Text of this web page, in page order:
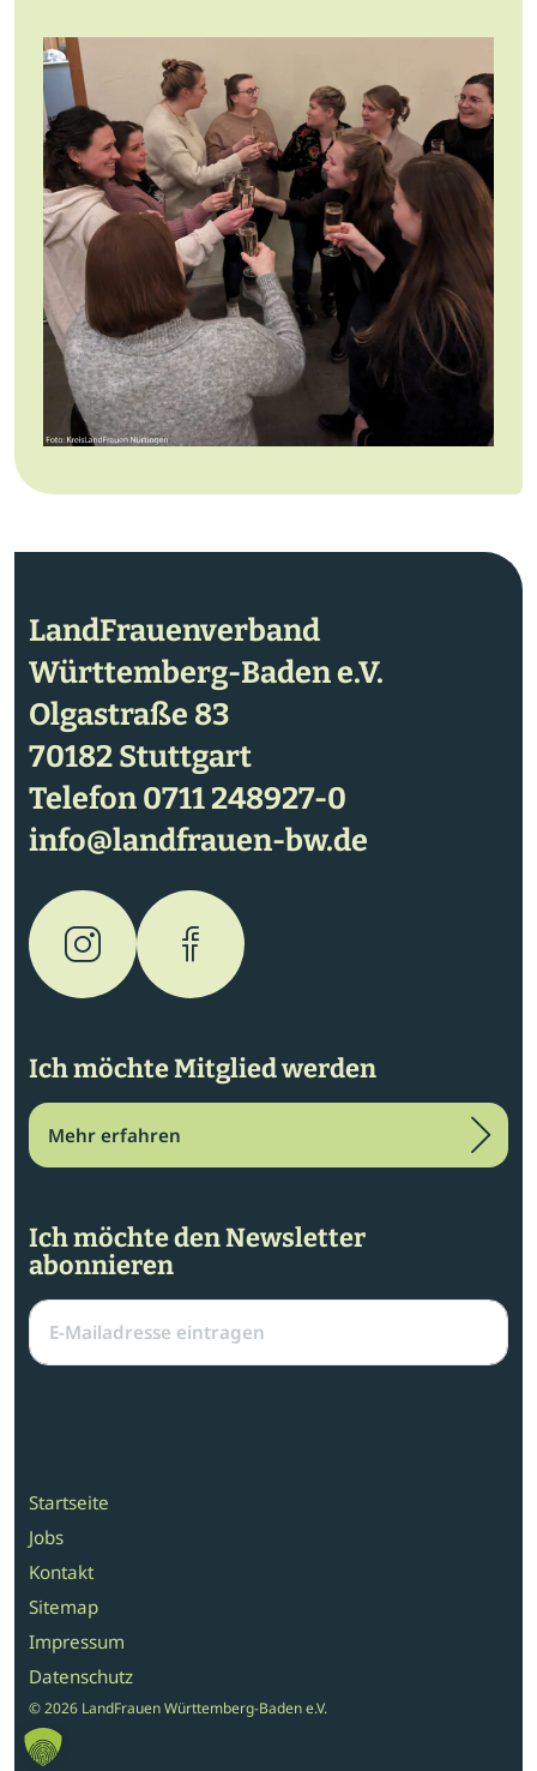
LandFrauenverband
Württemberg-Baden e.V.
Olgastraße 83
70182 Stuttgart
Telefon0711 248927-0
info@landfrauen-bw.de
Ich möchte Mitglied werden
Mehr erfahren
Ich möchte den Newsletter
abonnieren
Startseite
Jobs
Kontakt
Sitemap
Impressum
Datenschutz
© 2026 LandFrauen Württemberg-Baden e.V.